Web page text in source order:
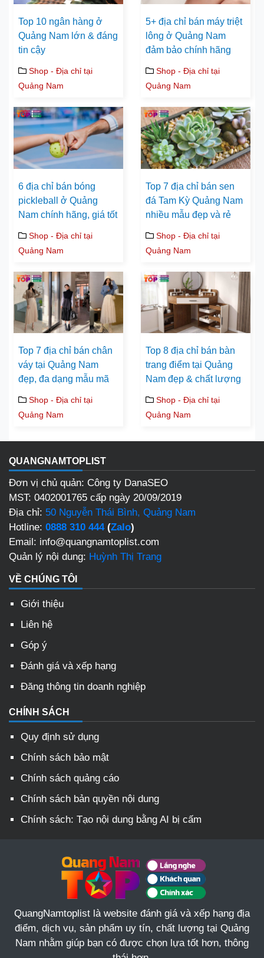
Top 10 ngân hàng ở
Quảng Nam lớn & đáng
tin cậy
Shop - Địa chỉ tại
Quảng Nam
5+ địa chỉ bán máy triệt
lông ở Quảng Nam
đảm bảo chính hãng
Shop - Địa chỉ tại
Quảng Nam
6 địa chỉ bán bóng
pickleball ở Quảng
Nam chính hãng, giá tốt
Shop - Địa chỉ tại
Quảng Nam
Top 7 địa chỉ bán sen
đá Tam Kỳ Quảng Nam
nhiều mẫu đẹp và rẻ
Shop - Địa chỉ tại
Quảng Nam
Top 7 địa chỉ bán chân
váy tại Quảng Nam
đẹp, đa dạng mẫu mã
Shop - Địa chỉ tại
Quảng Nam
Top 8 địa chỉ bán bàn
trang điểm tại Quảng
Nam đẹp & chất lượng
Shop - Địa chỉ tại
Quảng Nam
QUANGNAMTOPLIST
Đơn vị chủ quản: Công ty DanaSEO
MST: 0402001765 cấp ngày 20/09/2019
Địa chỉ: 50 Nguyễn Thái Bình, Quảng Nam
Hotline: 0888 310 444(Zalo)
Email: info@quangnamtoplist.com
Quản lý nội dung: Huỳnh Thị Trang
VỀ CHÚNG TÔI
Giới thiệu
Liên hệ
Góp ý
Đánh giá và xếp hạng
Đăng thông tin doanh nghiệp
CHÍNH SÁCH
Quy định sử dụng
Chính sách bảo mật
Chính sách quảng cáo
Chính sách bản quyền nội dung
Chính sách: Tạo nội dung bằng AI bị cấm
QuangNamtoplist là website đánh giá và xếp hạng địa
điểm, dịch vụ, sản phẩm uy tín, chất lượng tại Quảng
Nam nhằm giúp bạn có được chọn lựa tốt hơn, thông